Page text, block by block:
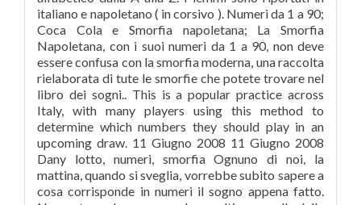
italiano e napoletano ( in corsivo ). Numeri da 1 a 90;
Coca Cola e Smorfia napoletana; La Smorfia
Napoletana, con i suoi numeri da 1 a 90, non deve
essere confusa con la smorfia moderna, una raccolta
rielaborata di tute le smorfie che potete trovare nel
libro dei sogni.. This is a popular practice across
Italy, with many players using this method to
determine which numbers they should play in an
upcoming draw. 11 Giugno 2008 11 Giugno 2008
Dany lotto, numeri, smorfia Ognuno di noi, la
mattina, quando si sveglia, vorrebbe subito sapere a
cosa corrisponde in numeri il sogno appena fatto.